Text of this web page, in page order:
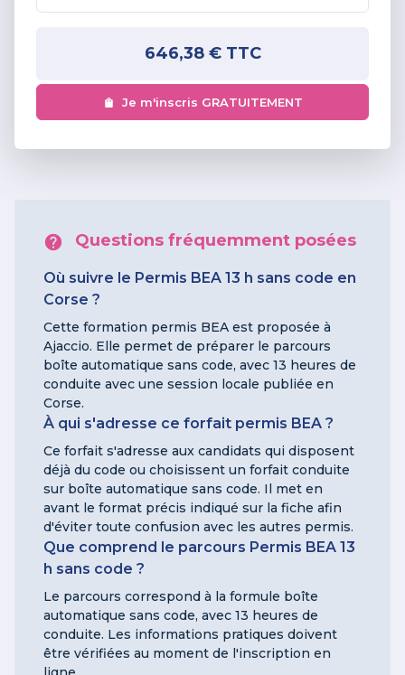
646,38 €TTC
Je m'inscris GRATUITEMENT
Questions fréquemment posées
Où suivre le Permis BEA 13 h sans code en
Corse ?
Cette formation permis BEA est proposée à
Ajaccio. Elle permet de préparer le parcours
boîte automatique sans code, avec 13 heures de
conduite avec une session locale publiée en
Corse.
À qui s'adresse ce forfait permis BEA ?
Ce forfait s'adresse aux candidats qui disposent
déjà du code ou choisissent un forfait conduite
sur boîte automatique sans code. Il met en
avant le format précis indiqué sur la fiche afin
d'éviter toute confusion avec les autres permis.
Que comprend le parcours Permis BEA 13
h sans code ?
Le parcours correspond à la formule boîte
automatique sans code, avec 13 heures de
conduite. Les informations pratiques doivent
être vérifiées au moment de l'inscription en